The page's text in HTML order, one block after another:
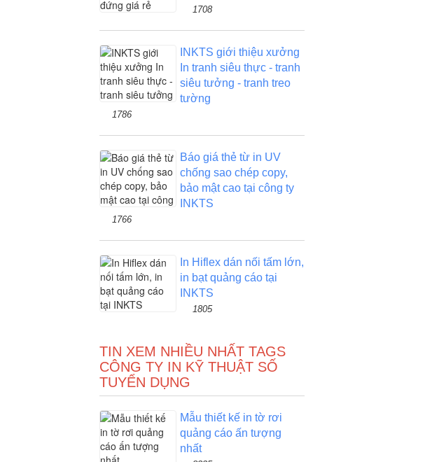
1708
INKTS giới thiệu xưởng
In tranh siêu thực - tranh
siêu tưởng - tranh treo
tường
1786
Báo giá thẻ từ in UV
chống sao chép copy,
bảo mật cao tại công ty
INKTS
1766
In Hiflex dán nối tấm lớn,
in bạt quảng cáo tại
INKTS
1805
TIN XEM NHIỀU NHẤT TAGS
CÔNG TY IN KỸ THUẬT SỐ
TUYỂN DỤNG
Mẫu thiết kế in tờ rơi
quảng cáo ấn tượng
nhất